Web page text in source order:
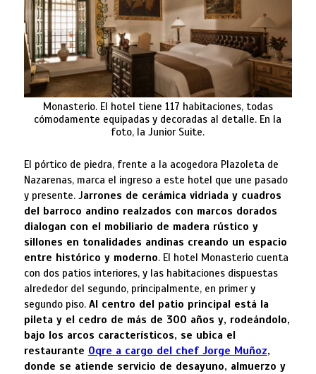
Monasterio. El hotel tiene 117 habitaciones, todas
cómodamente equipadas y decoradas al detalle. En la
foto, la Junior Suite.
El pórtico de piedra, frente a la acogedora Plazoleta de
Nazarenas, marca el ingreso a este hotel que une pasado
y presente. Jarrones de cerámica vidriada y cuadros
del barroco andino realzados con marcos dorados
dialogan con el mobiliario de madera rústico y
sillones en tonalidades andinas creando un espacio
entre histórico y moderno. El hotel Monasterio cuenta
con dos patios interiores, y las habitaciones dispuestas
alrededor del segundo, principalmente, en primer y
segundo piso. Al centro del patio principal está la
pileta y el cedro de más de 300 años y, rodeándolo,
bajo los arcos característicos, se ubica el
restaurante Oqre a cargo del chef Jorge Muñoz,
donde se atiende servicio de desayuno, almuerzo y